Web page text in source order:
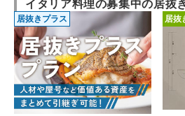
イタリア料理の募集中の居抜
居抜きプラス 居抜